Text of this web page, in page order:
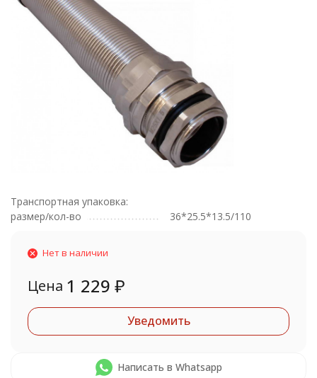
Транспортная упаковка:
размер/кол-во
36*25.5*13.5/110
Нет в наличии
Цена 1 229 ₽
Уведомить
Написать в Whatsapp